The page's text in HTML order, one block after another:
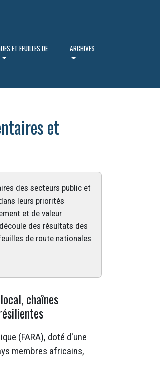
ET FEUILLES DE
ARCHIVES
et
des secteurs public et
leurs priorités
et de valeur
des résultats des
de route nationales
chaînes
(FARA), doté d'une
membres africains,